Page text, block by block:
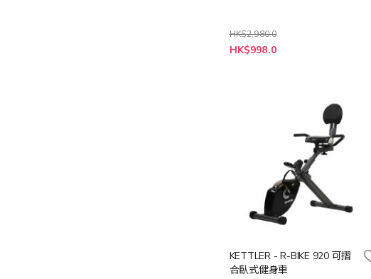
HK$2,980.0
特
殊
HK$998.0
KETTLER - R-BIKE 920 可摺
合臥式健身車